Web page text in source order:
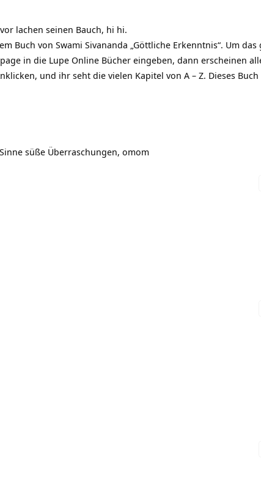
lachen seinen Bauch, hi hi.
Buch von Swami Sivananda „Göttliche Erkenntnis“. Um das
in die Lupe Online Bücher eingeben, dann erscheinen
und ihr seht die vielen Kapitel von A – Z. Dieses
süße Überraschungen, omom